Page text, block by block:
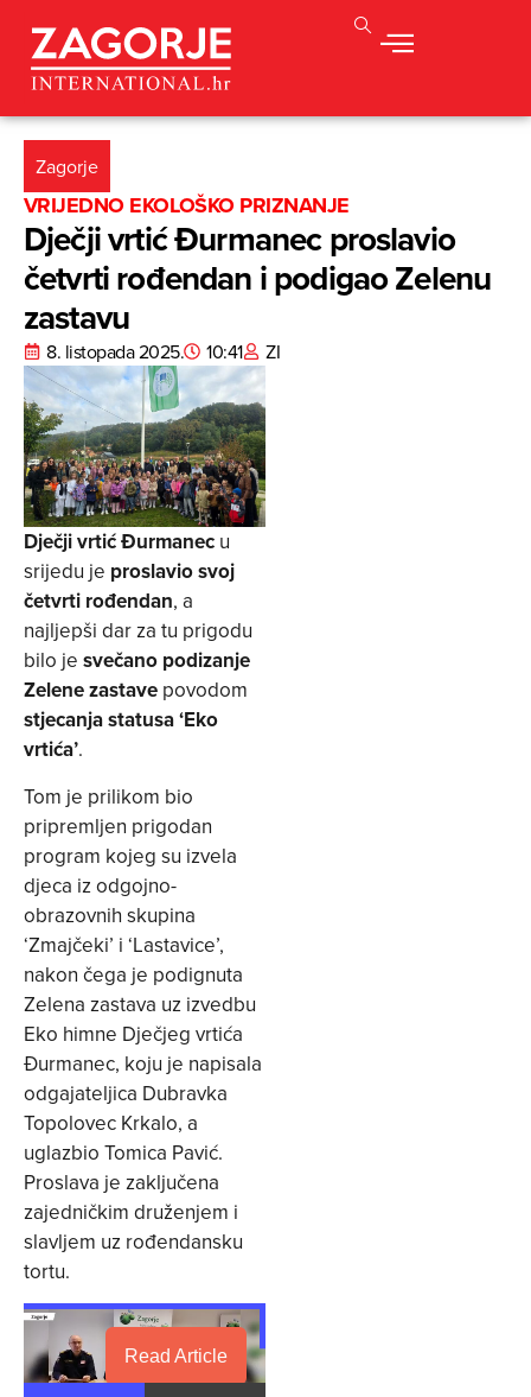
Zagorje
VRIJEDNO EKOLOŠKO PRIZNANJE
Dječji vrtić Đurmanec proslavio
četvrti rođendan i podigao Zelenu
zastavu
8. listopada 2025. 10:41 ZI
Dječji vrtić Đurmanec u
srijedu je proslavio svoj
četvrti rođendan, a
najljepši dar za tu prigodu
bilo je svečano podizanje
Zelene zastave povodom
stjecanja statusa ‘Eko
vrtića’.
Tom je prilikom bio
pripremljen prigodan
program kojeg su izvela
djeca iz odgojno-
obrazovnih skupina
‘Zmajčeki’ i ‘Lastavice’,
nakon čega je podignuta
Zelena zastava uz izvedbu
Eko himne Dječjeg vrtića
Đurmanec, koju je napisala
odgajateljica Dubravka
Topolovec Krkalo, a
uglazbio Tomica Pavić.
Proslava je zaključena
zajedničkim druženjem i
slavljem uz rođendansku
tortu.
Read Article